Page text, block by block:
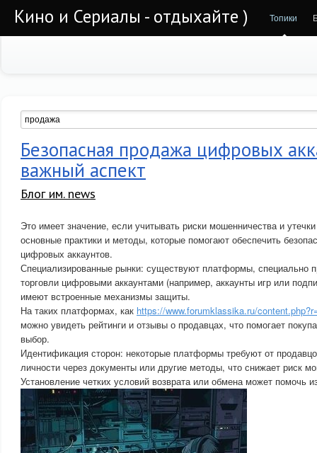
Кино и Сериалы - отдыхайте ) Топики
Безопасная продажа цифровых
важный аспект
Блог им. news
Это имеет значение, если учитывать риски мошенничества и
основные практики и методы, которые помогают обеспечить
цифровых аккаунтов.
Специализированные рынки: существуют платформы, специально
торговли цифровыми аккаунтами (например, аккаунты игр или
имеют встроенные механизмы защиты.
На таких платформах, как https://www.forumklassika.ru/
можно увидеть рейтинги и отзывы о продавцах, что помогает
выбор.
Идентификация сторон: некоторые платформы требуют от
личности через документы или другие методы, что снижает риск
Установление четких условий возврата или обмена может помочь